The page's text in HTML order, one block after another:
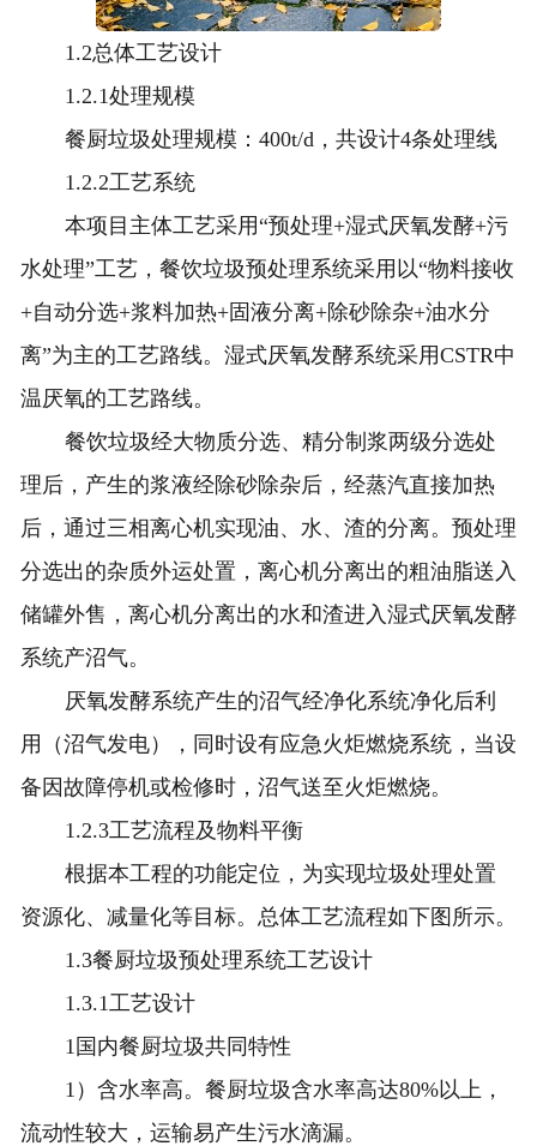
1.2总体工艺设计
1.2.1处理规模
餐厨垃圾处理规模：400t/d，共设计4条处理线
1.2.2工艺系统
本项目主体工艺采用“预处理+湿式厌氧发酵+污
水处理”工艺，餐饮垃圾预处理系统采用以“物料接收
+自动分选+浆料加热+固液分离+除砂除杂+油水分
离”为主的工艺路线。湿式厌氧发酵系统采用CSTR中
温厌氧的工艺路线。
餐饮垃圾经大物质分选、精分制浆两级分选处
理后，产生的浆液经除砂除杂后，经蒸汽直接加热
后，通过三相离心机实现油、水、渣的分离。预处理
分选出的杂质外运处置，离心机分离出的粗油脂送入
储罐外售，离心机分离出的水和渣进入湿式厌氧发酵
系统产沼气。
厌氧发酵系统产生的沼气经净化系统净化后利
用（沼气发电），同时设有应急火炬燃烧系统，当设
备因故障停机或检修时，沼气送至火炬燃烧。
1.2.3工艺流程及物料平衡
根据本工程的功能定位，为实现垃圾处理处置
资源化、减量化等目标。总体工艺流程如下图所示。
1.3餐厨垃圾预处理系统工艺设计
1.3.1工艺设计
1国内餐厨垃圾共同特性
1）含水率高。餐厨垃圾含水率高达80%以上，
流动性较大，运输易产生污水滴漏。